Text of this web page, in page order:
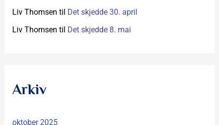
Liv Thomsen til Det skjedde 30. april
Liv Thomsen til Det skjedde 8. mai
Arkiv
oktober 2025